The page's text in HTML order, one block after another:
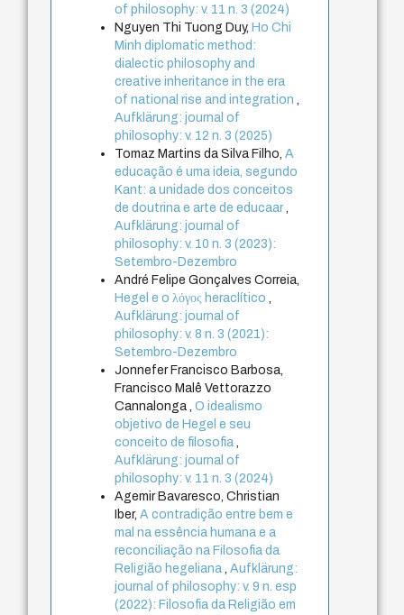
of philosophy: v. 11 n. 3 (2024)
Nguyen Thi Tuong Duy, Ho Chi
Minh diplomatic method:
dialectic philosophy and
creative inheritance in the era
of national rise and integration,
Aufklärung: journal of
philosophy: v. 12 n. 3 (2025)
Tomaz Martins da Silva Filho,A
educação é uma ideia, segundo
Kant: a unidade dos conceitos
de doutrina e arte de educaar,
Aufklärung: journal of
philosophy: v. 10 n. 3 (2023):
Setembro-Dezembro
André Felipe Gonçalves Correia,
Hegel e o λόγος heraclítico,
Aufklärung: journal of
philosophy: v. 8 n. 3 (2021):
Setembro-Dezembro
Jonnefer Francisco Barbosa,
Francisco Malê Vettorazzo
Cannalonga ,O idealismo
objetivo de Hegel e seu
conceito de filosofia,
Aufklärung: journal of
philosophy: v. 11 n. 3 (2024)
Agemir Bavaresco, Christian
Iber,A contradição entre bem e
mal na essência humana e a
reconciliação na Filosofia da
Religião hegeliana,Aufklärung:
journal of philosophy: v. 9 n. esp
(2022): Filosofia da Religião em